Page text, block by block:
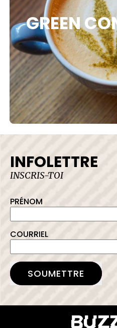
GREEN
INFOLETTRE
INSCRIS-TOI
PRÉNOM
COURRIEL
SOUMETTRE